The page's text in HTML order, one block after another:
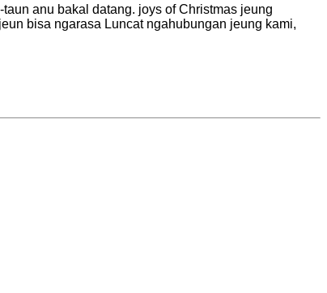
anu bakal datang. joys of Christmas jeung
bisa ngarasa Luncat ngahubungan jeung kami,